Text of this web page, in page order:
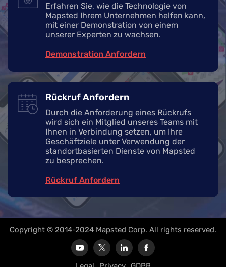
Erfahren Sie, wie die Technologie von
Mapsted Ihrem Unternehmen helfen kann,
mit einer Demonstration von einem
unserer Experten zu wachsen.
Demonstration Anfordern
Rückruf Anfordern
Durch die Anforderung eines Rückrufs
wird sich ein Mitglied unseres Teams mit
Ihnen in Verbindung setzen, um Ihre
Geschäftziele unter Verwendung der
standortbasierten Dienste von Mapsted
zu besprechen.
Rückruf Anfordern
Copyright © 2014-2024 Mapsted Corp. All rights reserved.